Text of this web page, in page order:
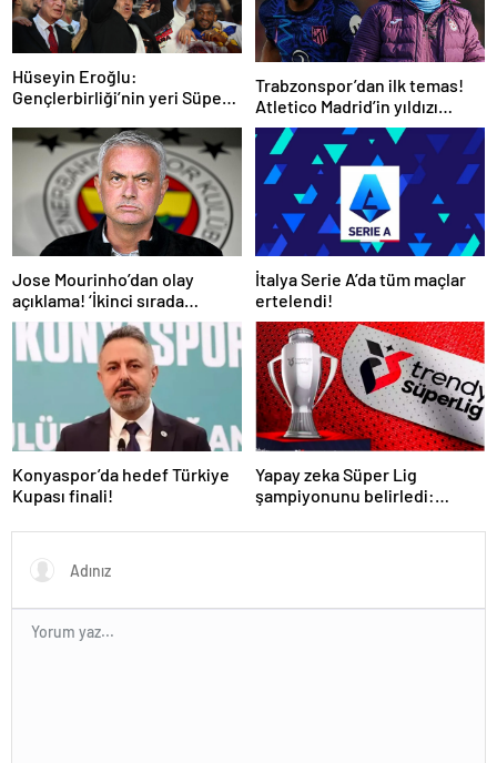
Hüseyin Eroğlu:
Gençlerbirliği’nin yeri Süper
Trabzonspor’dan ilk temas!
Atletico Madrid’in yıldızı
gündemde
Jose Mourinho’dan olay
açıklama! ‘İkinci sırada
bitireceğiz’
İtalya Serie A’da tüm maçlar
ertelendi!
Konyaspor’da hedef Türkiye
Kupası finali!
Yapay zeka Süper Lig
şampiyonunu belirledi:
arasında inanılmaz final!